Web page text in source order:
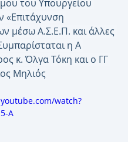
του Υπουργείου
«Επιτάχυνση
μέσω Α.Σ.Ε.Π. και άλλες
η Α
κ. Όλγα Τόκη και ο ΓΓ
Μηλιός
watch?
A